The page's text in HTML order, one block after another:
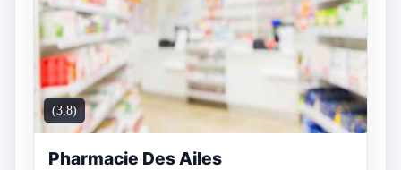
(3.8)
Pharmacie Des Ailes